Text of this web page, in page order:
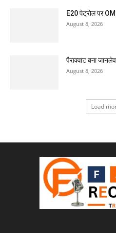
E20 पेट्रोल पर
August 8, 2026
पैराक्वाट बना
August 8, 2026
Load